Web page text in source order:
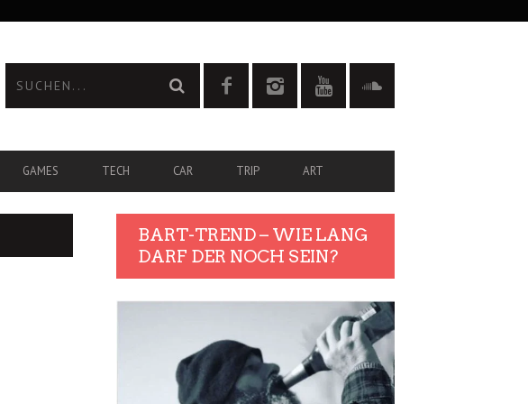
GAMES TECH CAR TRIP ART
BART-TREND – WIE LANG
DARF DER NOCH SEIN?